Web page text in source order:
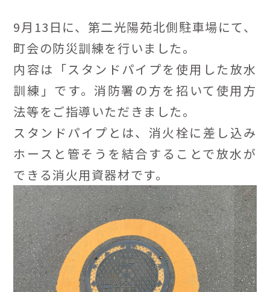
9月13日に、第二光陽苑北側駐車場にて、
町会の防災訓練を行いました。
内容は「スタンドパイプを使用した放水
訓練」です。消防署の方を招いて使用方
法等をご指導いただきました。
スタンドパイプとは、消火栓に差し込み
ホースと管そうを結合することで放水が
できる消火用資器材です。